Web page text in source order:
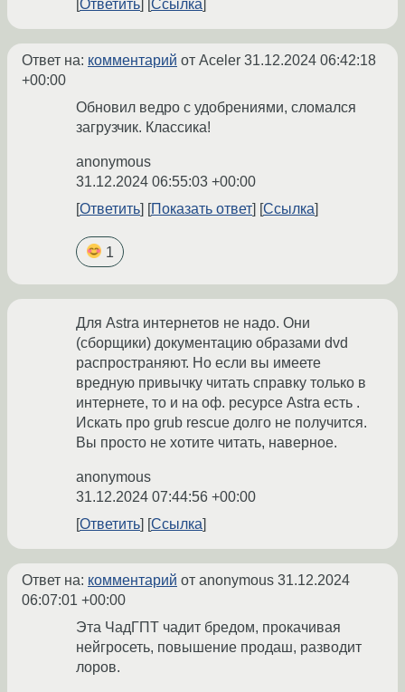
Ответить Ссылка
Ответ на: комментарий от Aceler 31.12.2024 06:42:18
+00:00
Обновил ведро с удобрениями, сломался
загрузчик. Классика!
anonymous
31.12.2024 06:55:03 +00:00
Ответить
Показать ответ Ссылка
1
Для Astra интернетов не надо. Они
(сборщики) документацию образами dvd
распространяют. Но если вы имеете
вредную привычку читать справку только в
интернете, то и на оф. ресурсе Astra есть .
Искать про grub rescue долго не получится.
Вы просто не хотите читать, наверное.
anonymous
31.12.2024 07:44:56 +00:00
Ответить
Ссылка
Ответ на: комментарий от anonymous 31.12.2024
06:07:01 +00:00
Эта ЧадГПТ чадит бредом, прокачивая
нейгросеть, повышение продаш, разводит
лоров.